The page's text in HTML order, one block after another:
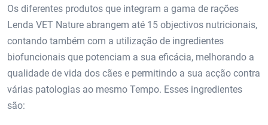
Os diferentes produtos que integram a gama de rações
Lenda VET Nature abrangem até 15 objectivos nutricionais,
contando também com a utilização de ingredientes
biofuncionais que potenciam a sua eficácia, melhorando a
qualidade de vida dos cães e permitindo a sua acção contra
várias patologias ao mesmo Tempo. Esses ingredientes
são: